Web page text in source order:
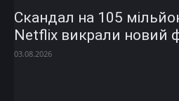
Скандал на 105
Netflix викрали новий
03.08.2026